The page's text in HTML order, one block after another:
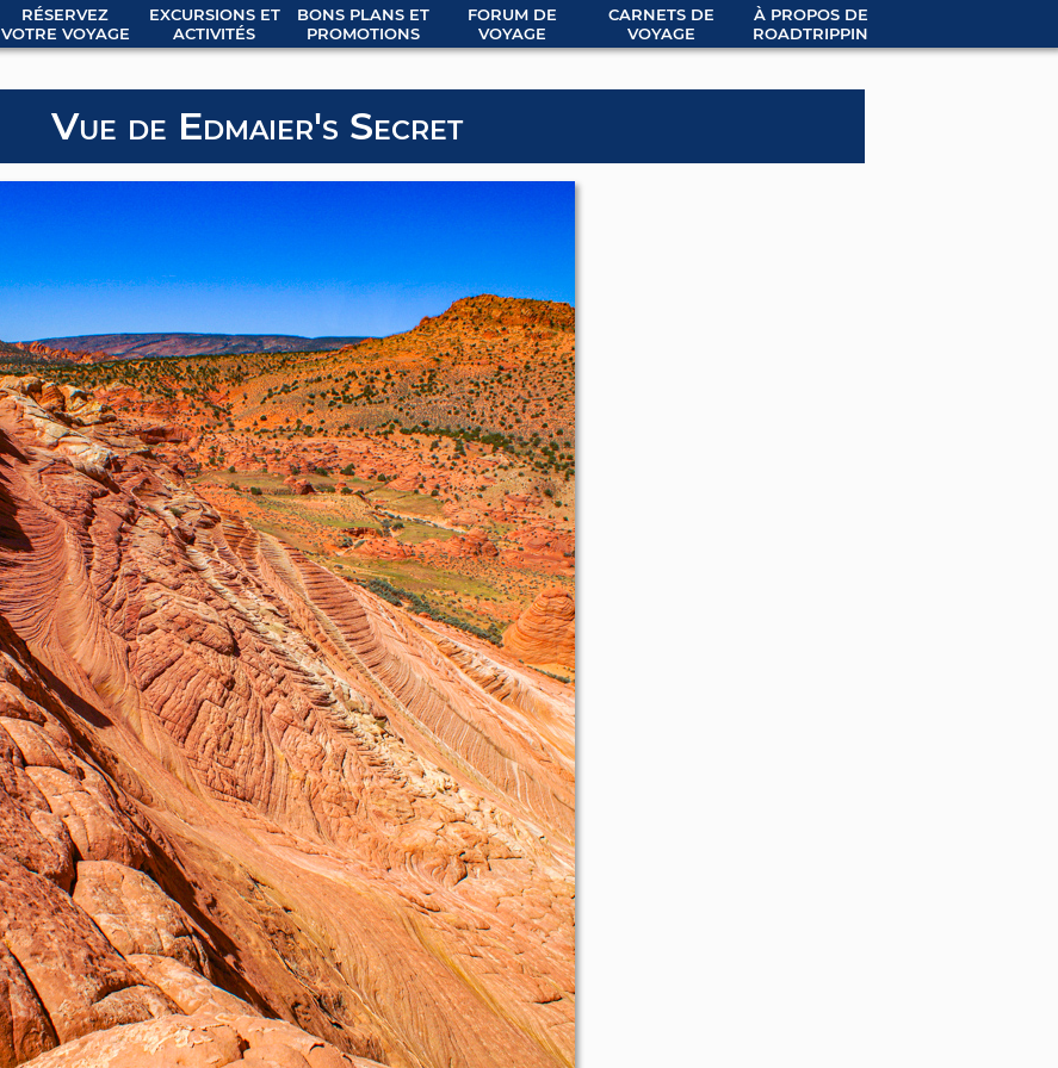
RÉSERVEZ
VOTRE VOYAGE
EXCURSIONS ET
ACTIVITÉS
BONS PLANS ET
PROMOTIONS
FORUM DE
VOYAGE
CARNETS DE
VOYAGE
À PROPOS DE
ROADTRIPPIN
Vue de Edmaier's Secret